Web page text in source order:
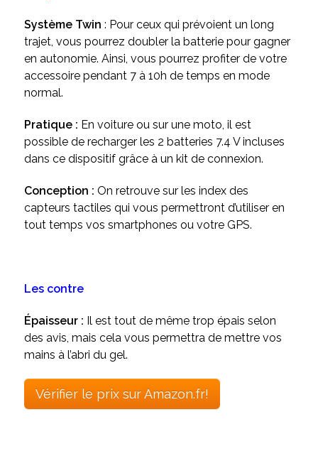
Système Twin : Pour ceux qui prévoient un long
trajet, vous pourrez doubler la batterie pour gagner
en autonomie. Ainsi, vous pourrez profiter de votre
accessoire pendant 7 à 10h de temps en mode
normal.
Pratique : En voiture ou sur une moto, il est
possible de recharger les 2 batteries 7.4 V incluses
dans ce dispositif grâce à un kit de connexion.
Conception : On retrouve sur les index des
capteurs tactiles qui vous permettront d’utiliser en
tout temps vos smartphones ou votre GPS.
Les contre
Épaisseur : Il est tout de même trop épais selon
des avis, mais cela vous permettra de mettre vos
mains à l’abri du gel.
Vérifier le prix sur Amazon.fr!